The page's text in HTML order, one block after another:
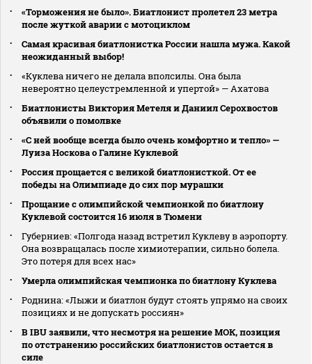
«Торможения не было». Биатлонист пролетел 23 метра
после жуткой аварии с мотоциклом
Самая красивая биатлонистка России нашла мужа. Какой
неожиданный выбор!
«Куклева ничего не делала вполсилы. Она была
невероятно целеустремленной и упертой» — Ахатова
Биатлонисты Виктория Метеля и Даниил Серохвостов
объявили о помолвке
«С ней вообще всегда было очень комфортно и тепло» —
Луиза Носкова о Галине Куклевой
Россия прощается с великой биатлонисткой. От ее
победы на Олимпиаде до сих пор мурашки
Прощание с олимпийской чемпионкой по биатлону
Куклевой состоится 16 июля в Тюмени
Губерниев: «Полгода назад встретил Куклеву в аэропорту.
Она возвращалась после химиотерапии, сильно болела.
Это потеря для всех нас»
Умерла олимпийская чемпионка по биатлону Куклева
Роднина: «Лыжи и биатлон будут стоять упрямо на своих
позициях и не допускать россиян»
В IBU заявили, что несмотря на решение МОК, позиция
по отстранению российских биатлонистов остается в
силе